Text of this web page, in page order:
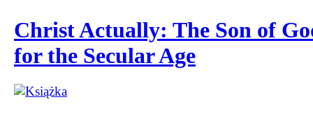
Christ Actually: The Son of
for the Secular Age